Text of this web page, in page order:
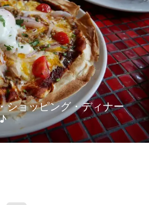
ショッピング・ディナー